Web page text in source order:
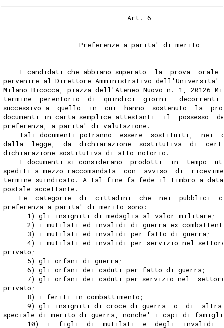
                               Art. 6
                   Preferenze a parita' di merito
I candidati che abbiano superato  la  prova  orale
pervenire al Direttore Amministrativo
Milano-Bicocca, piazza dell'Ateneo Nuovo n. 1, 20126
termine  perentorio  di  quindici  giorni
successivo a  quello  in  cui  hanno  sostenuto  la
documenti in carta semplice attestanti  il
preferenza, a parita' di valutazione.
Tali documenti potranno  essere  sostituiti,  nei
dalla  legge,  da  dichiarazione  sostitutiva  di
dichiarazione sostitutiva di atto notorio.
I documenti si considerano  prodotti  in  tempo
spediti a mezzo raccomandata  con  avviso  di
termine suindicato. A tal fine fa fede il timbro a
postale accettante.
Le  categorie  di  cittadini  che  nei  pubblici
preferenza a parita' di merito sono:
      1) gli insigniti di medaglia al valor militare;
2) i mutilati ed invalidi di guerra ex
      3) i mutilati ed invalidi per fatto di guerra;
4) i mutilati ed invalidi per servizio nel
privato;
      5) gli orfani di guerra;
      6) gli orfani dei caduti per fatto di guerra;
7) gli orfani dei caduti per servizio nel
privato;
      8) i feriti in combattimento;
9) gli insigniti di croce di guerra  o  di
speciale di merito di guerra, nonche' i capi di
10)  i  figli  di  mutilati  e  degli  invalidi